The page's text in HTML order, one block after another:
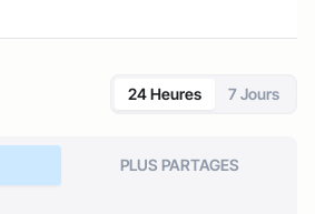
24 Heures 7 Jours
PLUS PARTAGES